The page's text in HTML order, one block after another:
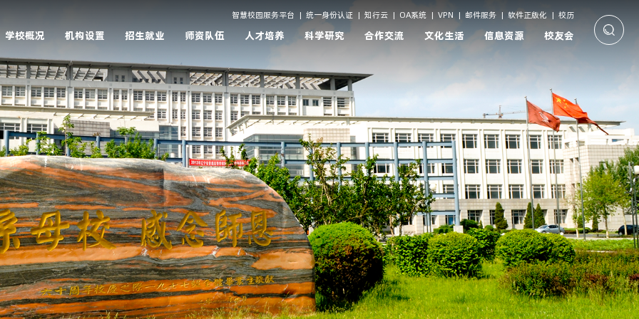
智慧校园服务平台 | 统一身份认证 | 知行云 | OA系统 | VPN | 邮件服务 | 软件正版化 | 校历
学校概况 机构设置 招生就业 师资队伍 人才培养 科学研究 合作交流 文化生活 信息资源 校友会